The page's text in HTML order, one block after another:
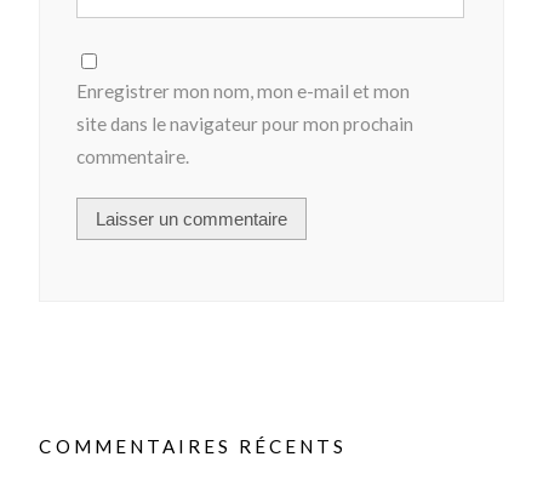
Enregistrer mon nom, mon e-mail et mon
site dans le navigateur pour mon prochain
commentaire.
COMMENTAIRES RÉCENTS